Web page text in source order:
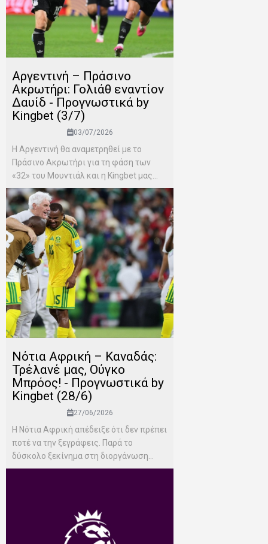
Αργεντινή – Πράσινο
Ακρωτήρι: Γολιάθ εναντίον
Δαυίδ - Προγνωστικά by
Kingbet (3/7)
03/07/2026
Η Αργεντινή θα αναμετρηθεί με το
Πράσινο Ακρωτήρι για τη φάση των
«32» του Μουντιάλ και η Kingbet μας...
Νότια Αφρική – Καναδάς:
Τρέλανέ μας, Ούγκο
Μπρόος! - Προγνωστικά by
Kingbet (28/6)
27/06/2026
Η Νότια Αφρική απέδειξε ότι δεν πρέπει
ποτέ να την ξεγράφεις. Παρά το
δύσκολο ξεκίνημα στη διοργάνωση...